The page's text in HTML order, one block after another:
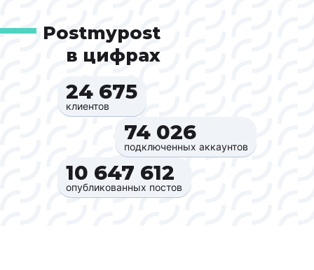
Postmypost
в цифрах
24 675‍
клиентов
74 026‍
подключенных аккаунтов
10 647 612‍
опубликованных постов